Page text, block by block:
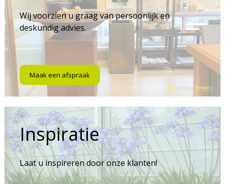
Wij voorzien u graag van persoonlijk en
deskundig advies.
Maak een afspraak
Inspiratie
Laat u inspireren door onze klanten!